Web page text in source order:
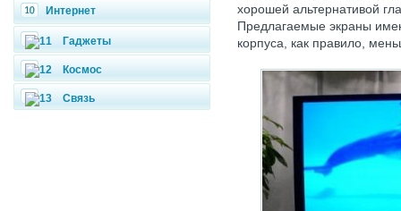
Интернет
Гаджеты
Космос
Связь
хорошей альтернативой
Предлагаемые экраны
корпуса, как правило,